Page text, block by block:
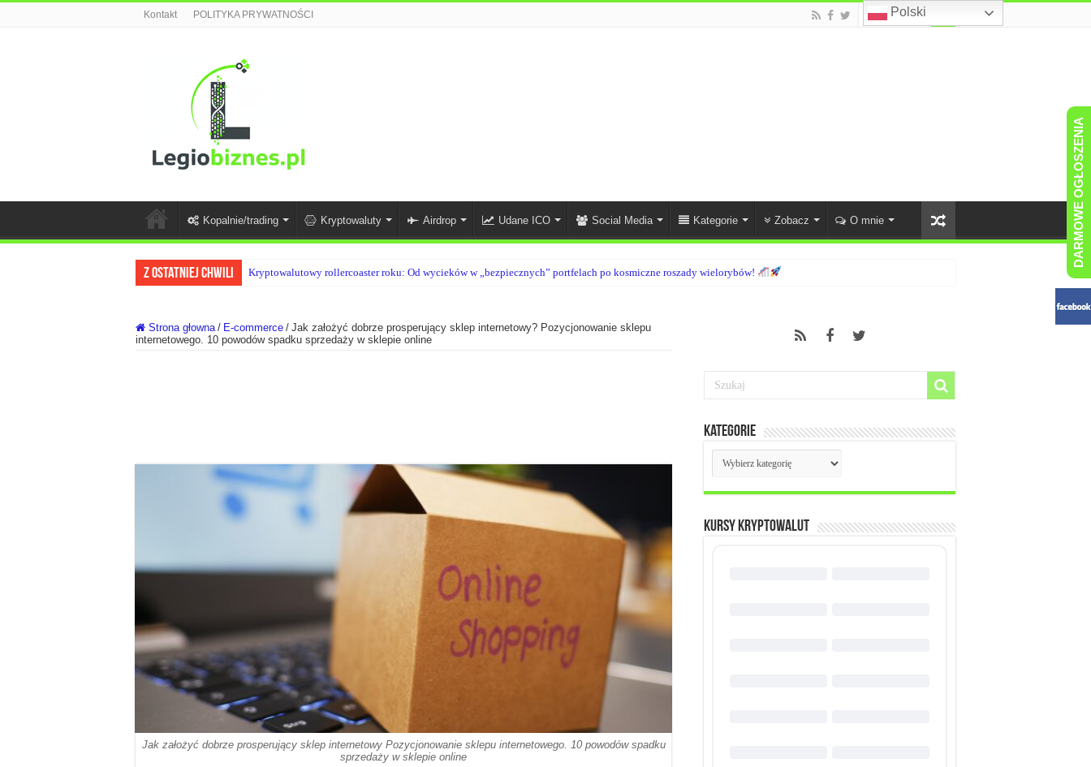
Kontakt POLITYKA PRYWATNOŚCI
Kopalnie/trading Kryptowaluty Airdrop Udane ICO Social Media Kategorie Zobacz O mnie
Z ostatniej chwili Kryptowalutowy rollercoaster roku: Od wycieków w „bezpiecznych” portfelach po kosmiczne roszady wielorybów!
Strona głowna / E-commerce / Jak założyć dobrze prosperujący sklep internetowy? Pozycjonowanie sklepu
internetowego. 10 powodów spadku sprzedaży w sklepie online
Jak założyć dobrze prosperujący sklep internetowy Pozycjonowanie sklepu internetowego. 10 powodów spadku
sprzedaży w sklepie online
Kategorie
Kategorie
KURSY KRYPTOWALUT
Polski
DARMOWE OGŁOSZENIA